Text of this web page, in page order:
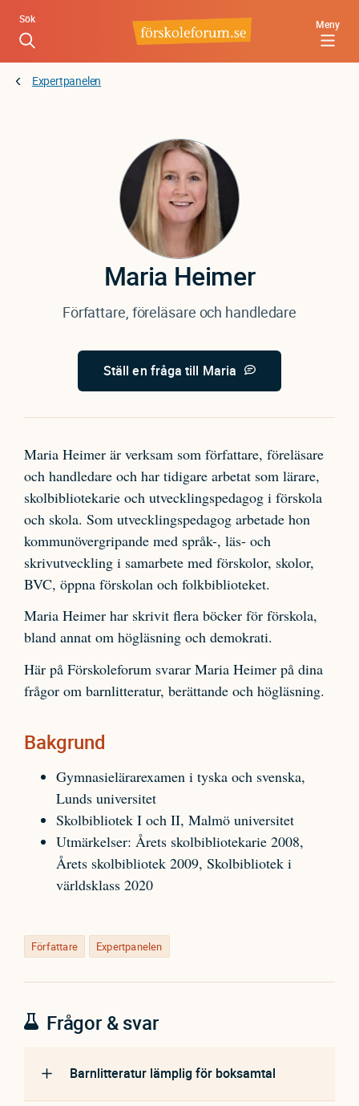
Hoppa
huvudinnehåll
Meny
Sök
Expertpanelen
Maria Heimer
Författare, föreläsare och handledare
Ställ en fråga till Maria
Maria Heimer är verksam som författare, föreläsare
och handledare och har tidigare arbetat som lärare,
skolbibliotekarie och utvecklingspedagog i förskola
och skola. Som utvecklingspedagog arbetade hon
kommunövergripande med språk-, läs- och
skrivutveckling i samarbete med förskolor, skolor,
BVC, öppna förskolan och folkbiblioteket.
Maria Heimer har skrivit flera böcker för förskola,
bland annat om högläsning och demokrati.
Här på Förskoleforum svarar Maria Heimer på dina
frågor om barnlitteratur, berättande och högläsning.
Bakgrund
Gymnasielärarexamen i tyska och svenska,
Lunds universitet
Skolbibliotek I och II, Malmö universitet
Utmärkelser: Årets skolbibliotekarie 2008,
Årets skolbibliotek 2009, Skolbibliotek i
världsklass 2020
Författare Expertpanelen
Frågor & svar
Barnlitteratur lämplig för boksamtal